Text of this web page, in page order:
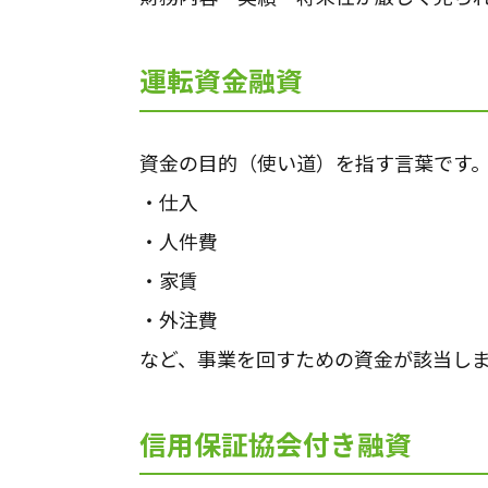
運転資金融資
資金の目的（使い道）を指す言葉です。
・仕入
・人件費
・家賃
・外注費
など、事業を回すための資金が該当しま
信用保証協会付き融資